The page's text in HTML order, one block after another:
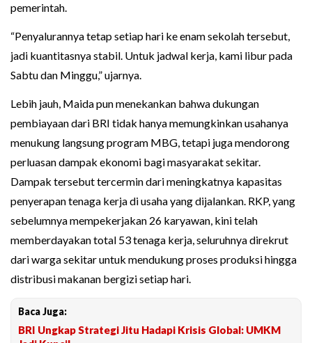
pemerintah.
“Penyalurannya tetap setiap hari ke enam sekolah tersebut,
jadi kuantitasnya stabil. Untuk jadwal kerja, kami libur pada
Sabtu dan Minggu,” ujarnya.
Lebih jauh, Maida pun menekankan bahwa dukungan
pembiayaan dari BRI tidak hanya memungkinkan usahanya
menukung langsung program MBG, tetapi juga mendorong
perluasan dampak ekonomi bagi masyarakat sekitar.
Dampak tersebut tercermin dari meningkatnya kapasitas
penyerapan tenaga kerja di usaha yang dijalankan. RKP, yang
sebelumnya mempekerjakan 26 karyawan, kini telah
memberdayakan total 53 tenaga kerja, seluruhnya direkrut
dari warga sekitar untuk mendukung proses produksi hingga
distribusi makanan bergizi setiap hari.
Baca Juga:
BRI Ungkap Strategi Jitu Hadapi Krisis Global: UMKM